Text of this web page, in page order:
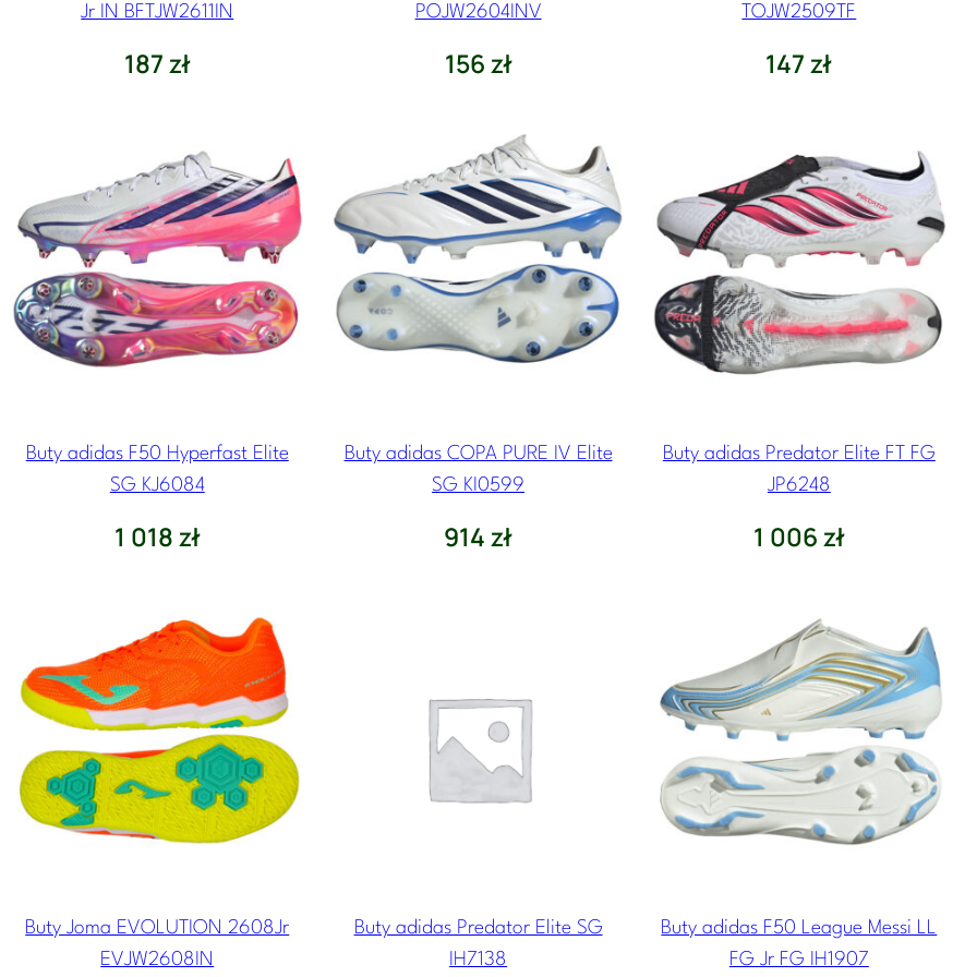
Jr IN BFTJW2611IN
187zł
POJW2604INV
156zł
TOJW2509TF
147zł
Buty adidas F50 Hyperfast Elite
SG KJ6084
1 018zł
Buty adidas COPA PURE IV Elite
SG KI0599
914zł
Buty adidas Predator Elite FT FG
JP6248
1 006zł
Buty Joma EVOLUTION 2608Jr
EVJW2608IN
Buty adidas Predator Elite SG
IH7138
Buty adidas F50 League Messi LL
FG Jr FG IH1907